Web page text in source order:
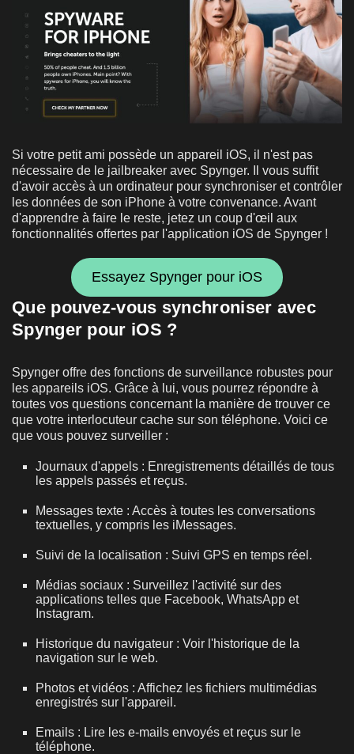
Si votre petit ami possède un appareil iOS, il n'est pas
nécessaire de le jailbreaker avec Spynger. Il vous suffit
d'avoir accès à un ordinateur pour synchroniser et contrôler
les données de son iPhone à votre convenance. Avant
d'apprendre à faire le reste, jetez un coup d'œil aux
fonctionnalités offertes par l'application iOS de Spynger !
Essayez Spynger pour iOS
Que pouvez-vous synchroniser avec
Spynger pour iOS ?
Spynger offre des fonctions de surveillance robustes pour
les appareils iOS. Grâce à lui, vous pourrez répondre à
toutes vos questions concernant la manière de trouver ce
que votre interlocuteur cache sur son téléphone. Voici ce
que vous pouvez surveiller :
Journaux d'appels : Enregistrements détaillés de tous
les appels passés et reçus.
Messages texte : Accès à toutes les conversations
textuelles, y compris les iMessages.
Suivi de la localisation : Suivi GPS en temps réel.
Médias sociaux : Surveillez l'activité sur des
applications telles que Facebook, WhatsApp et
Instagram.
Historique du navigateur : Voir l'historique de la
navigation sur le web.
Photos et vidéos : Affichez les fichiers multimédias
enregistrés sur l'appareil.
Emails : Lire les e-mails envoyés et reçus sur le
téléphone.